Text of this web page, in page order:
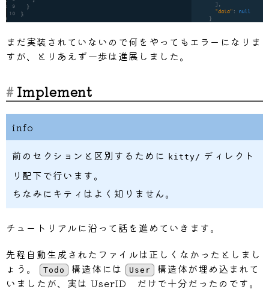
まだ実装されていないので何をやってもエラーになりま
すが、とりあえず一歩は進展しました。
Implement
info
前のセクションと区別するために
kitty/ ディレクト
リ配下で行います。
ちなみにキティはよく知りません。
チュートリアルに沿って話を進めていきます。
先程自動生成されたファイルは正しくなかったとしまし
ょう。
Todo 構造体には User
構造体が埋め込まれて
いましたが、実は UserID だけで十分だったのです。